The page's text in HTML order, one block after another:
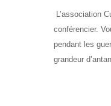
L’association
conférencier.
pendant les
grandeur d’antan.